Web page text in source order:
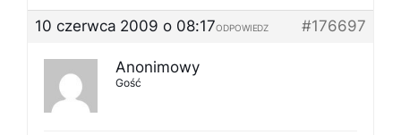
10 czerwca 2009 o 08:17
#176697
ODPOWIEDZ
Anonimowy
Gość